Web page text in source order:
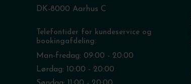
DK-8000 Aarhus C
Telefontider for kundeservice og
bookingafdeling:
Man-fredag: 09:00 - 20:00
Lørdag: 10:00 - 20:00